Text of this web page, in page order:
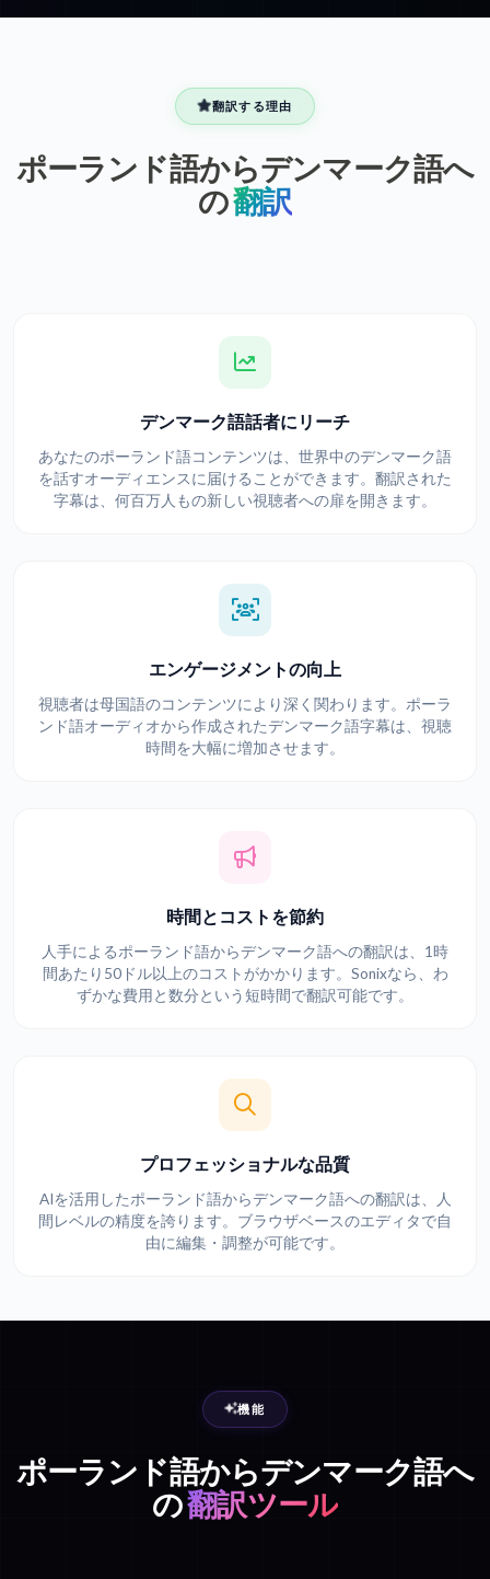
翻訳する理由
ポーランド語からデンマーク語へ
の翻訳
デンマーク語話者にリーチ
あなたのポーランド語コンテンツは、世界中のデンマーク語
を話すオーディエンスに届けることができます。翻訳された
字幕は、何百万人もの新しい視聴者への扉を開きます。
エンゲージメントの向上
視聴者は母国語のコンテンツにより深く関わります。ポーラ
ンド語オーディオから作成されたデンマーク語字幕は、視聴
時間を大幅に増加させます。
時間とコストを節約
人手によるポーランド語からデンマーク語への翻訳は、1時
間あたり50ドル以上のコストがかかります。Sonixなら、わ
ずかな費用と数分という短時間で翻訳可能です。
プロフェッショナルな品質
AIを活用したポーランド語からデンマーク語への翻訳は、人
間レベルの精度を誇ります。ブラウザベースのエディタで自
由に編集・調整が可能です。
機能
ポーランド語からデンマーク語へ
の翻訳ツール